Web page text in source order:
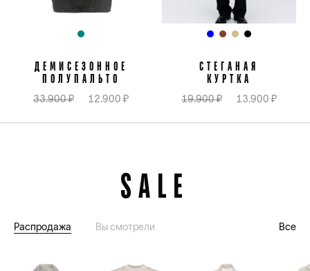
ДЕМИСЕЗОННОЕ
ПОЛУПАЛЬТО
33.900 ₽ 12.900 ₽
СТЕГАНАЯ
КУРТКА
19.900 ₽ 13.900 ₽
Распродажа Вы смотрели Все
SALE